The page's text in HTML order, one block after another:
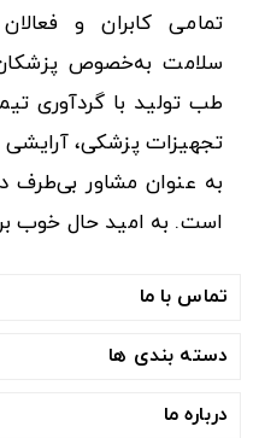
تمامی کابران و
سلامت به‌خصوص
طب تولید با گردآوری
تجهیزات پزشکی،
به عنوان مشاور بی‌طرف
است. به امید حال خوب
تماس با ما
دسته بندی ها
درباره ما